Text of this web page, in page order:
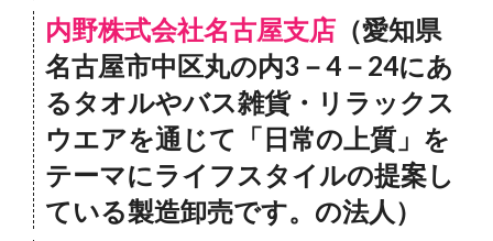
内野株式会社名古屋支店 （愛知県
名古屋市中区丸の内3－4－24にあ
るタオルやバス雑貨・リラックス
ウエアを通じて「日常の上質」を
テーマにライフスタイルの提案し
ている製造卸売です。の法人）